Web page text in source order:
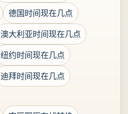
德国时间现在几点
澳大利亚时间现在几点
纽约时间现在几点
迪拜时间现在几点